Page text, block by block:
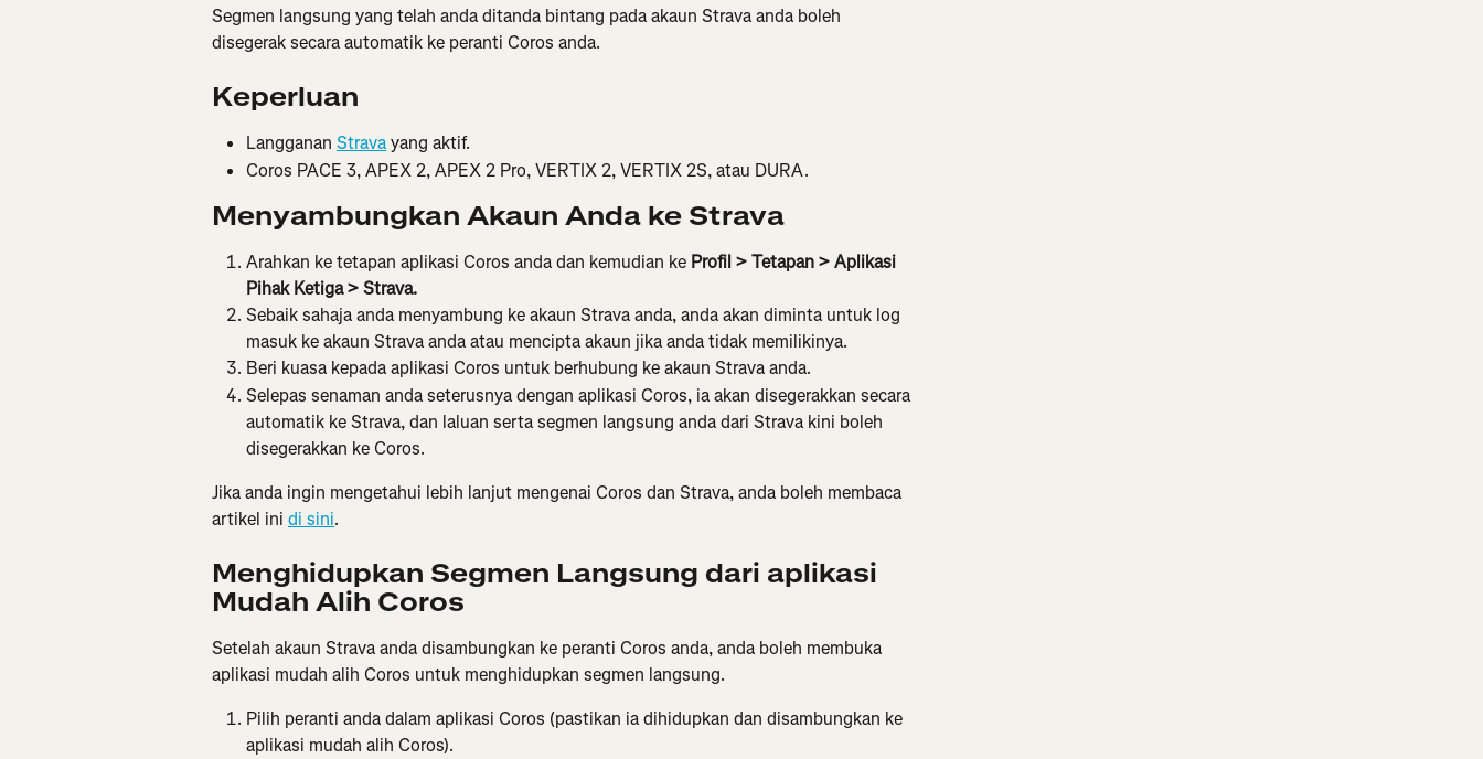
Segmen langsung yang telah anda ditanda bintang pada akaun Strava anda boleh
disegerak secara automatik ke peranti Coros anda.
Keperluan
Langganan Strava yang aktif.
Coros PACE 3, APEX 2, APEX 2 Pro, VERTIX 2, VERTIX 2S, atau DURA.
Menyambungkan Akaun Anda ke Strava
Arahkan ke tetapan aplikasi Coros anda dan kemudian ke Profil > Tetapan > Aplikasi
Pihak Ketiga > Strava.
Sebaik sahaja anda menyambung ke akaun Strava anda, anda akan diminta untuk log
masuk ke akaun Strava anda atau mencipta akaun jika anda tidak memilikinya.
Beri kuasa kepada aplikasi Coros untuk berhubung ke akaun Strava anda.
Selepas senaman anda seterusnya dengan aplikasi Coros, ia akan disegerakkan secara
automatik ke Strava, dan laluan serta segmen langsung anda dari Strava kini boleh
disegerakkan ke Coros.
Jika anda ingin mengetahui lebih lanjut mengenai Coros dan Strava, anda boleh membaca
artikel ini di sini.
Menghidupkan Segmen Langsung dari aplikasi
Mudah Alih Coros
Setelah akaun Strava anda disambungkan ke peranti Coros anda, anda boleh membuka
aplikasi mudah alih Coros untuk menghidupkan segmen langsung.
Pilih peranti anda dalam aplikasi Coros (pastikan ia dihidupkan dan disambungkan ke
aplikasi mudah alih Coros).